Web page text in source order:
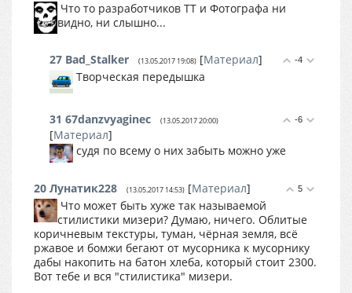
Что то разработчиков ТТ и Фотографа ни
видно, ни слышно...
-4
27 Bad_Stalker (13.05.2017 19:08) [Материал]
Творческая передышка
-6
31 67danzvyaginec (13.05.2017 20:00)
[Материал]
судя по всему о них забыть можно уже
5
20 Лунатик228 (13.05.2017 14:53) [Материал]
Что может быть хуже так называемой
стилистики мизери? Думаю, ничего. Облитые
коричневым текстуры, туман, чёрная земля, всё
ржавое и бомжи бегают от мусорника к мусорнику
дабы накопить на батон хлеба, который стоит 2300.
Вот тебе и вся "стилистика" мизери.